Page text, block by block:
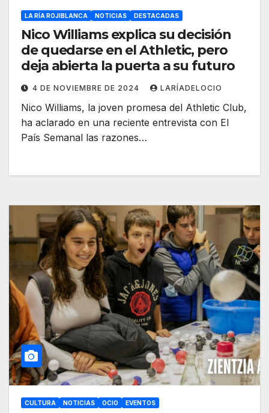
LA RÍA ROJIBLANCA NOTICIAS DESTACADAS
Nico Williams explica su decisión
de quedarse en el Athletic, pero
deja abierta la puerta a su futuro
4 DE NOVIEMBRE DE 2024 LARÍADELOCIO
Nico Williams, la joven promesa del Athletic Club,
ha aclarado en una reciente entrevista con El
País Semanal las razones…
CULTURA NOTICIAS OCIO EVENTOS